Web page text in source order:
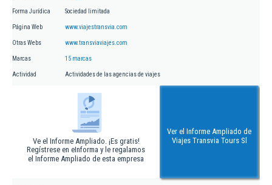
Forma Jurídica Sociedad limitada
Página Web www.viajestransvia.com
Otras Webs www.transviaviajes.com
Marcas 15 marcas
Actividad Actividades de las agencias de viajes
Ve el Informe Ampliado. ¡Es gratis!
Regístrese en eInforma y le regalamos
el Informe Ampliado de esta empresa
Ver el Informe Ampliado de
Viajes Transvia Tours Sl